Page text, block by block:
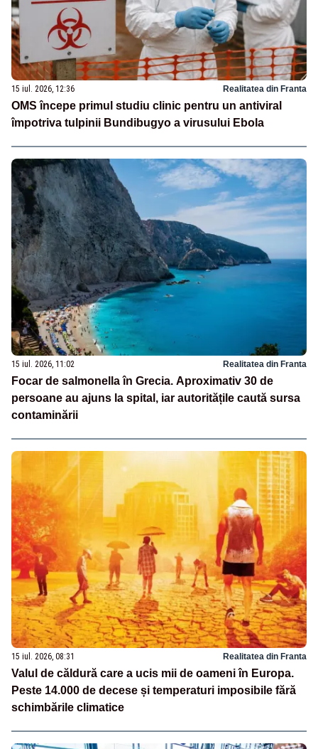
15 iul. 2026, 12:36 Realitatea din Franta
OMS începe primul studiu clinic pentru un antiviral
împotriva tulpinii Bundibugyo a virusului Ebola
15 iul. 2026, 11:02 Realitatea din Franta
Focar de salmonella în Grecia. Aproximativ 30 de
persoane au ajuns la spital, iar autoritățile caută sursa
contaminării
15 iul. 2026, 08:31 Realitatea din Franta
Valul de căldură care a ucis mii de oameni în Europa.
Peste 14.000 de decese și temperaturi imposibile fără
schimbările climatice